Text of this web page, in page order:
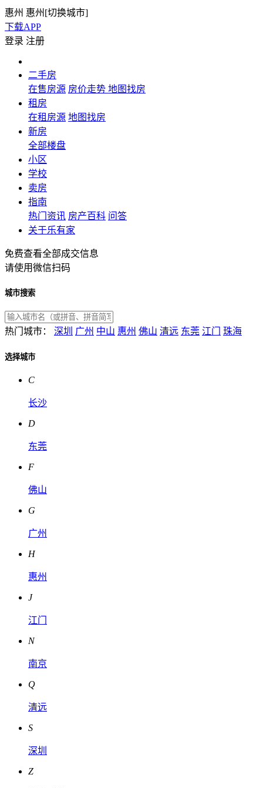
惠州 惠州[切换城市]
下载APP
登录 注册
二手房
在售房源 房价走势 地图找房
租房
在租房源 地图找房
新房
全部楼盘
小区
学校
卖房
指南
热门资讯 房产百科 问答
关于乐有家
免费查看全部成交信息
请使用微信扫码
城市搜索
热门城市： 深圳 广州 中山 惠州 佛山 清远 东莞 江门 珠海
选择城市
C
长沙
D
东莞
F
佛山
G
广州
H
惠州
J
江门
N
南京
Q
清远
S
深圳
Z